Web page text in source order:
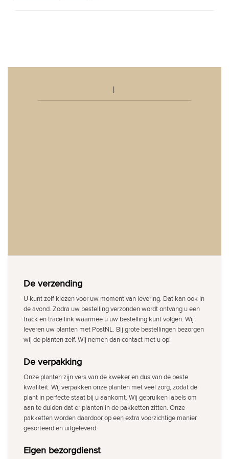
De verzending
U kunt zelf kiezen voor uw moment van levering. Dat kan ook in
de avond. Zodra uw bestelling verzonden wordt ontvang u een
track en trace link waarmee u uw bestelling kunt volgen. Wij
leveren uw planten met PostNL. Bij grote bestellingen bezorgen
wij de planten zelf. Wij nemen dan contact met u op!
De verpakking
Onze planten zijn vers van de kweker en dus van de beste
kwaliteit. Wij verpakken onze planten met veel zorg, zodat de
plant in perfecte staat bij u aankomt. Wij gebruiken labels om
aan te duiden dat er planten in de pakketten zitten. Onze
pakketten worden daardoor op een extra voorzichtige manier
gesorteerd en uitgeleverd.
Eigen bezorgdienst